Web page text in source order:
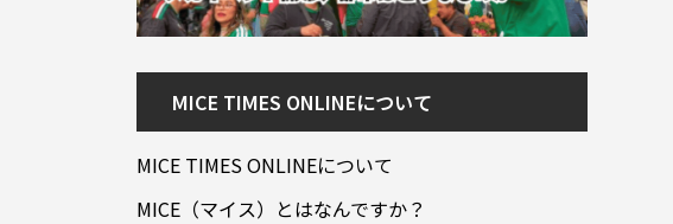
MICE TIMES ONLINEについて
MICE TIMES ONLINEについて
MICE（マイス）とはなんですか？